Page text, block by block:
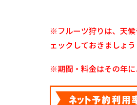
町】
ツイ
ンズ
ーム
5
4.
※フルーツ狩りは、天候
ェックしておきましょう
※期間・料金はその年に